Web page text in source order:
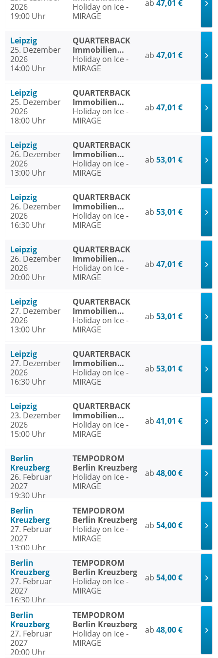
2026
19:00 Uhr
ARENA Leipzig
Holiday on Ice -
MIRAGE
ab 47,01 €
Leipzig
25. Dezember
2026
14:00 Uhr
QUARTERBACK
Immobilien
ARENA Leipzig
Holiday on Ice -
MIRAGE
ab 47,01 €
Leipzig
25. Dezember
2026
18:00 Uhr
QUARTERBACK
Immobilien
ARENA Leipzig
Holiday on Ice -
MIRAGE
ab 47,01 €
Leipzig
26. Dezember
2026
13:00 Uhr
QUARTERBACK
Immobilien
ARENA Leipzig
Holiday on Ice -
MIRAGE
ab 53,01 €
Leipzig
26. Dezember
2026
16:30 Uhr
QUARTERBACK
Immobilien
ARENA Leipzig
Holiday on Ice -
MIRAGE
ab 53,01 €
Leipzig
26. Dezember
2026
20:00 Uhr
QUARTERBACK
Immobilien
ARENA Leipzig
Holiday on Ice -
MIRAGE
ab 47,01 €
Leipzig
27. Dezember
2026
13:00 Uhr
QUARTERBACK
Immobilien
ARENA Leipzig
Holiday on Ice -
MIRAGE
ab 53,01 €
Leipzig
27. Dezember
2026
16:30 Uhr
QUARTERBACK
Immobilien
ARENA Leipzig
Holiday on Ice -
MIRAGE
ab 53,01 €
Leipzig
23. Dezember
2026
15:00 Uhr
QUARTERBACK
Immobilien
ARENA Leipzig
Holiday on Ice -
MIRAGE
ab 41,01 €
Berlin
Kreuzberg
26. Februar
2027
19:30 Uhr
TEMPODROM
Berlin Kreuzberg
Holiday on Ice -
MIRAGE
ab 48,00 €
Berlin
Kreuzberg
27. Februar
2027
13:00 Uhr
TEMPODROM
Berlin Kreuzberg
Holiday on Ice -
MIRAGE
ab 54,00 €
Berlin
Kreuzberg
27. Februar
2027
16:30 Uhr
TEMPODROM
Berlin Kreuzberg
Holiday on Ice -
MIRAGE
ab 54,00 €
Berlin
Kreuzberg
27. Februar
2027
20:00 Uhr
TEMPODROM
Berlin Kreuzberg
Holiday on Ice -
MIRAGE
ab 48,00 €